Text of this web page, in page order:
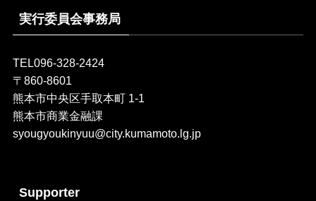
実行委員会事務局
TEL096-328-2424
〒860-8601
熊本市中央区手取本町 1-1
熊本市商業金融課
syougyoukinyuu@city.kumamoto.lg.jp
Supporter